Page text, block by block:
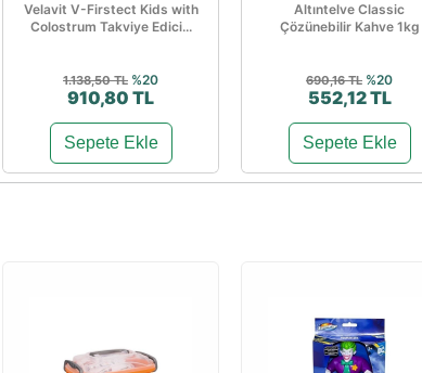
Velavit V-Firstect Kids with
Colostrum Takviye Edici...
1.138,50 TL %20
910,80 TL
Sepete Ekle
Altıntelve Classic
Çözünebilir Kahve 1kg
690,16 TL %20
552,12 TL
Sepete Ekle